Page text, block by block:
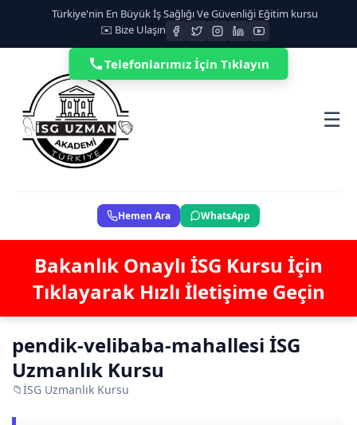
Türkiye'nin En Büyük İş Sağlığı Ve Güvenliği Eğitim kursu
✉️ Bize Ulaşın
☰
Hemen Ara WhatsApp
Bakanlık Onaylı İSG Kursu İçin
Tıklayarak Hızlı İletişime Geçin
pendik-velibaba-mahallesi İSG
Uzmanlık Kursu
📁İSG Uzmanlık Kursu
Telefonlarımız İçin Tıklayın